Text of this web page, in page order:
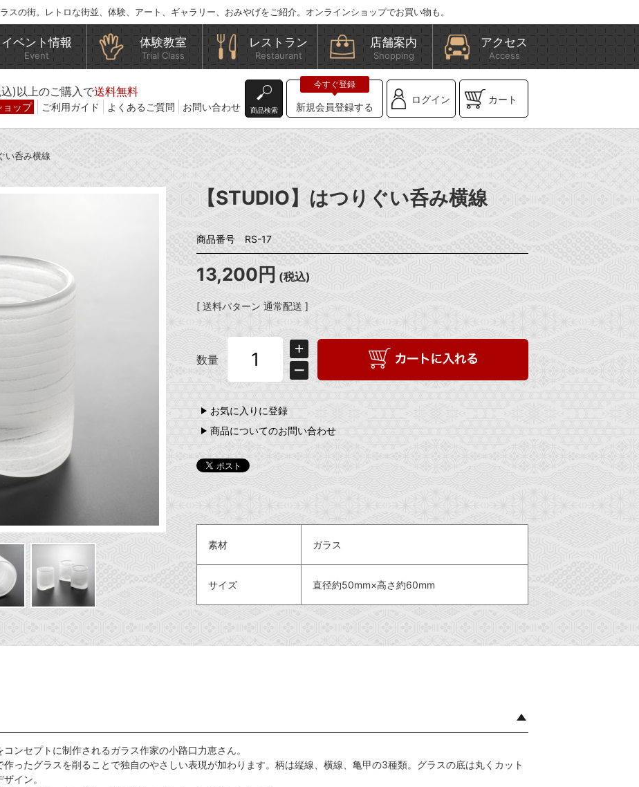
スの街。レトロな街並、体験、アート、ギャラリー、おみやげをご紹介。オンラインショップでお買い物も。
イベント情報
Event
体験教室
Trial Class
レストラン
Restaurant
店舗案内
Shopping
アクセス
Access
)以上のご購入で送料無料
ョップ ご利用ガイド よくあるご質問 お問い合わせ 商品検索 新規会員登録する
ログイン カート
い呑み横線
【STUDIO】はつりぐい呑み横線
商品番号 RS-17
13,200円 (税込)
[ 送料パターン 通常配送 ]
数量
お気に入りに登録
商品についてのお問い合わせ
素材 ガラス
サイズ 直径約50mm×高さ約60mm
ンセプトに制作されるガラス作家の小路口力恵さん。
ったグラスを削ることで独自のやさしい表現が加わります。柄は縦線、横線、亀甲の3種類。グラスの底は丸くカット
イン。